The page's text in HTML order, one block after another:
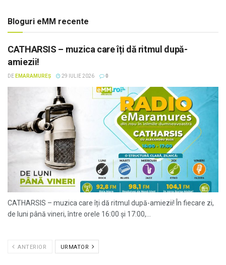
Bloguri eMM recente
CATHARSIS – muzica care îți dă ritmul după-
amiezii!
DE EMARAMUREȘ 29 IULIE 2026 0
CATHARSIS – muzica care îți dă ritmul după-amiezii! În fiecare zi,
de luni până vineri, între orele 16:00 și 17:00,...
ANTERIOR URMATOR